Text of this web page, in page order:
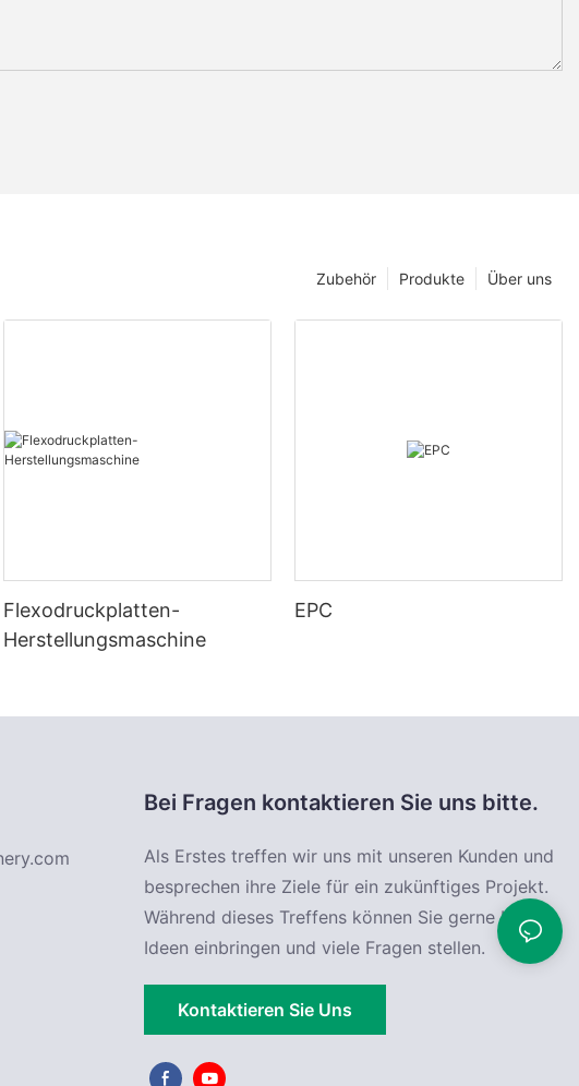
Über uns
Produkte
Zubehör
Flexodruckplatten-
Herstellungsmaschine
EPC
Bei Fragen kontaktieren Sie uns bitte.
Als Erstes treffen wir uns mit unseren Kunden und
besprechen ihre Ziele für ein zukünftiges Projekt.
Während dieses Treffens können Sie gerne Ihre
Ideen einbringen und viele Fragen stellen.
Kontaktieren Sie Uns